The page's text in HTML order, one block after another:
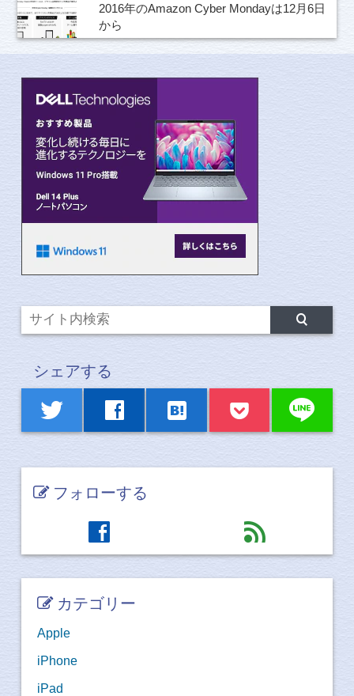
2016年のAmazon Cyber Mondayは12月6日
から
シェアする
twitter facebook hatenabookmark line
フォローする
facebook feed
カテゴリー
Apple
iPhone
iPad